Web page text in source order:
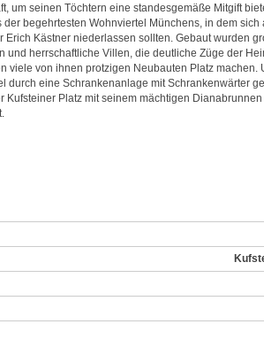
um seinen Töchtern eine standesgemäße Mitgift
der begehrtesten Wohnviertel Münchens, in dem sich
Erich Kästner niederlassen sollten. Gebaut wurden
und herrschaftliche Villen, die deutliche Züge der
viele von ihnen protzigen Neubauten Platz machen.
durch eine Schrankenanlage mit Schrankenwärter
Kufsteiner Platz mit seinem mächtigen